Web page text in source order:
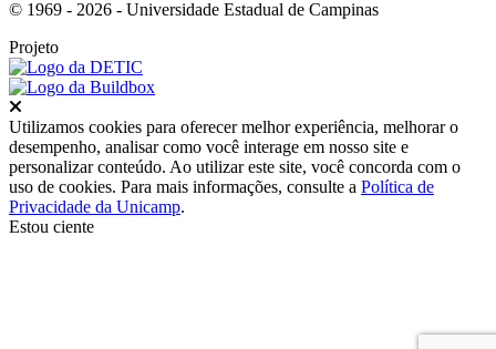
© 1969 - 2026 - Universidade Estadual de Campinas
Projeto
Utilizamos cookies para oferecer melhor experiência, melhorar o
desempenho, analisar como você interage em nosso site e
personalizar conteúdo. Ao utilizar este site, você concorda com o
uso de cookies. Para mais informações, consulte a Política de
Privacidade da Unicamp.
Estou ciente